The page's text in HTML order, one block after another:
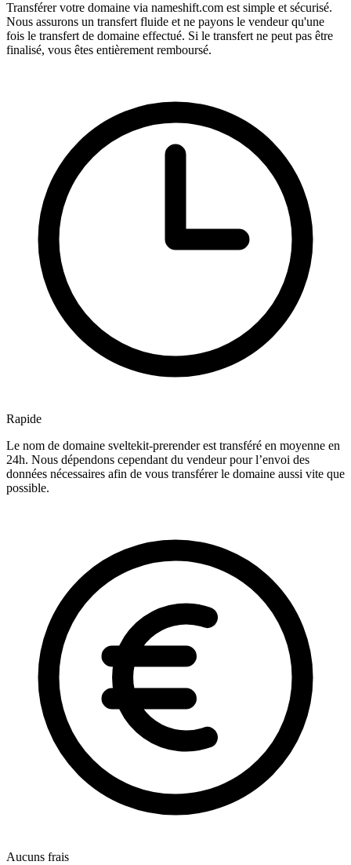
Transférer votre domaine via nameshift.com est simple et sécurisé.
Nous assurons un transfert fluide et ne payons le vendeur qu'une
fois le transfert de domaine effectué. Si le transfert ne peut pas être
finalisé, vous êtes entièrement remboursé.
Rapide
Le nom de domaine sveltekit-prerender est transféré en moyenne en
24h. Nous dépendons cependant du vendeur pour l’envoi des
données nécessaires afin de vous transférer le domaine aussi vite que
possible.
Aucuns frais